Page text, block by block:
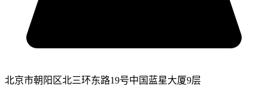
北京市朝阳区北三环东路19号中国蓝星大厦9层